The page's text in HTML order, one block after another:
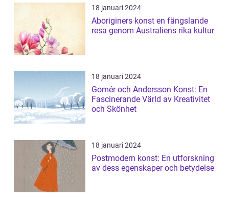
18 januari 2024
Aboriginers konst en fängslande
resa genom Australiens rika kultur
18 januari 2024
Gomér och Andersson Konst: En
Fascinerande Värld av Kreativitet
och Skönhet
18 januari 2024
Postmodern konst: En utforskning
av dess egenskaper och betydelse